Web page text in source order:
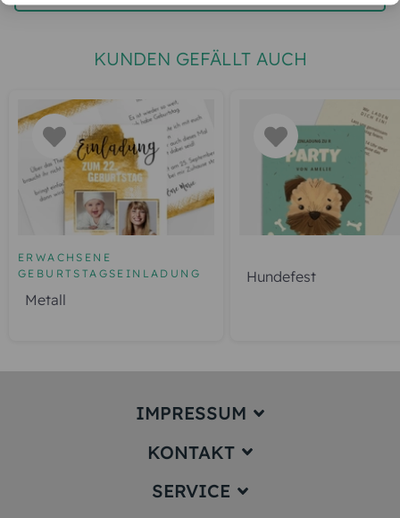
KUNDEN GEFÄLLT AUCH
ERWACHSENE
GEBURTSTAGSEINLADUNG
Metall
Hundefest
IMPRESSUM
Impressum
KONTAKT
service@karten-paradies.de
SERVICE